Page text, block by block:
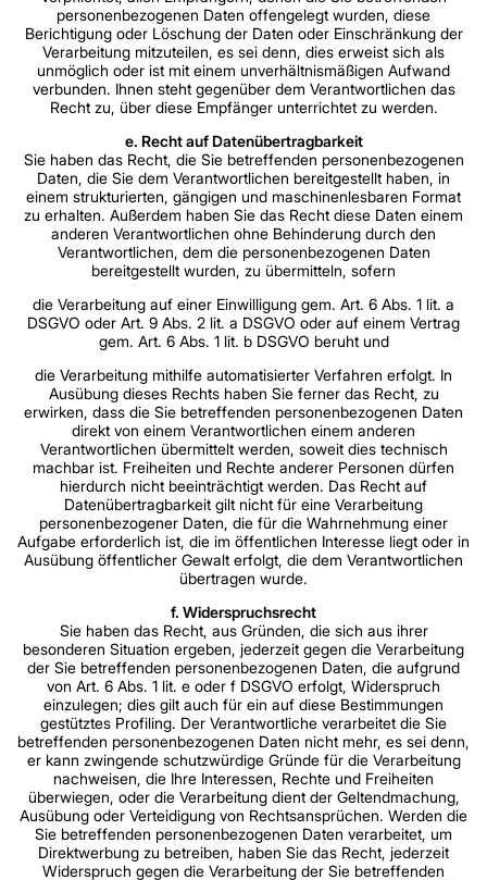
personenbezogenen Daten offengelegt wurden, diese
Berichtigung oder Löschung der Daten oder Einschränkung der
Verarbeitung mitzuteilen, es sei denn, dies erweist sich als
unmöglich oder ist mit einem unverhältnismäßigen Aufwand
verbunden. Ihnen steht gegenüber dem Verantwortlichen das
Recht zu, über diese Empfänger unterrichtet zu werden.
e. Recht auf Datenübertragbarkeit
Sie haben das Recht, die Sie betreffenden personenbezogenen
Daten, die Sie dem Verantwortlichen bereitgestellt haben, in
einem strukturierten, gängigen und maschinenlesbaren Format
zu erhalten. Außerdem haben Sie das Recht diese Daten einem
anderen Verantwortlichen ohne Behinderung durch den
Verantwortlichen, dem die personenbezogenen Daten
bereitgestellt wurden, zu übermitteln, sofern
die Verarbeitung auf einer Einwilligung gem. Art. 6 Abs. 1 lit. a
DSGVO oder Art. 9 Abs. 2 lit. a DSGVO oder auf einem Vertrag
gem. Art. 6 Abs. 1 lit. b DSGVO beruht und
die Verarbeitung mithilfe automatisierter Verfahren erfolgt. In
Ausübung dieses Rechts haben Sie ferner das Recht, zu
erwirken, dass die Sie betreffenden personenbezogenen Daten
direkt von einem Verantwortlichen einem anderen
Verantwortlichen übermittelt werden, soweit dies technisch
machbar ist. Freiheiten und Rechte anderer Personen dürfen
hierdurch nicht beeinträchtigt werden. Das Recht auf
Datenübertragbarkeit gilt nicht für eine Verarbeitung
personenbezogener Daten, die für die Wahrnehmung einer
Aufgabe erforderlich ist, die im öffentlichen Interesse liegt oder in
Ausübung öffentlicher Gewalt erfolgt, die dem Verantwortlichen
übertragen wurde.
f. Widerspruchsrecht
Sie haben das Recht, aus Gründen, die sich aus ihrer
besonderen Situation ergeben, jederzeit gegen die Verarbeitung
der Sie betreffenden personenbezogenen Daten, die aufgrund
von Art. 6 Abs. 1 lit. e oder f DSGVO erfolgt, Widerspruch
einzulegen; dies gilt auch für ein auf diese Bestimmungen
gestütztes Profiling. Der Verantwortliche verarbeitet die Sie
betreffenden personenbezogenen Daten nicht mehr, es sei denn,
er kann zwingende schutzwürdige Gründe für die Verarbeitung
nachweisen, die Ihre Interessen, Rechte und Freiheiten
überwiegen, oder die Verarbeitung dient der Geltendmachung,
Ausübung oder Verteidigung von Rechtsansprüchen. Werden die
Sie betreffenden personenbezogenen Daten verarbeitet, um
Direktwerbung zu betreiben, haben Sie das Recht, jederzeit
Widerspruch gegen die Verarbeitung der Sie betreffenden